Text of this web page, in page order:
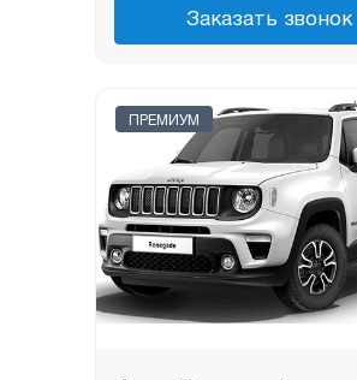
Заказать звонок
ПРЕМИУМ